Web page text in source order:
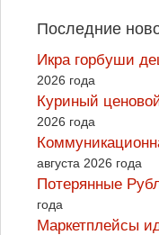
Последние
Икра горбуши
2026 года
Куриный
2026 года
августа 2026 года
Потерянные
года
Маркетплейсы